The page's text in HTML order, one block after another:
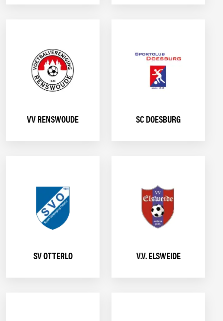
VV RENSWOUDE SC DOESBURG
SV OTTERLO V.V. ELSWEIDE